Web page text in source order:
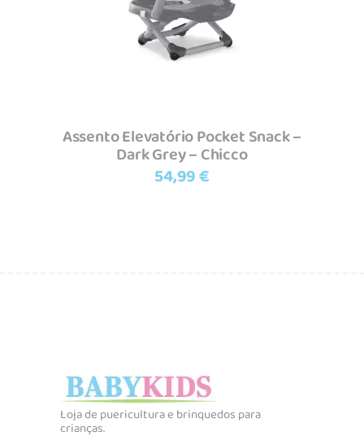
Assento Elevatório Pocket Snack –
Dark Grey – Chicco
54,99€
Loja de puericultura e brinquedos para
crianças.